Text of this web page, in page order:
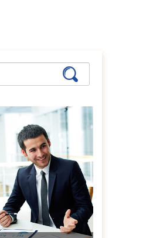
张艳萍首席咨询师